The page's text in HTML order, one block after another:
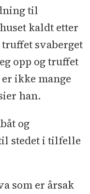
til
kaldt etter
svaberget
opp og truffet
ikke mange
han.
og
stedet i tilfelle
som er årsak